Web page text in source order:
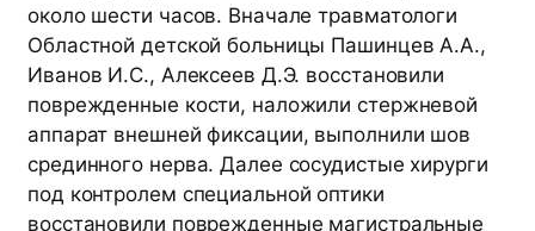
около шести часов. Вначале травматологи
Областной детской больницы Пашинцев А.А.,
Иванов И.С., Алексеев Д.Э. восстановили
поврежденные кости, наложили стержневой
аппарат внешней фиксации, выполнили шов
срединного нерва. Далее сосудистые хирурги
под контролем специальной оптики
восстановили поврежденные магистральные